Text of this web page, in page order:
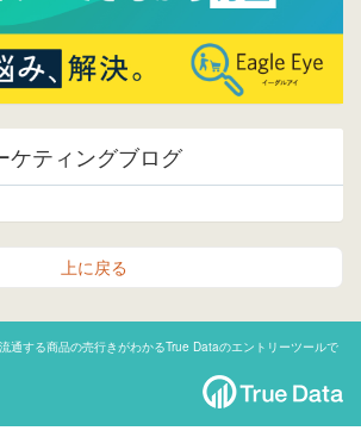
ケティングブログ
上に戻る
通する商品の売行きがわかるTrue Dataのエントリーツールで